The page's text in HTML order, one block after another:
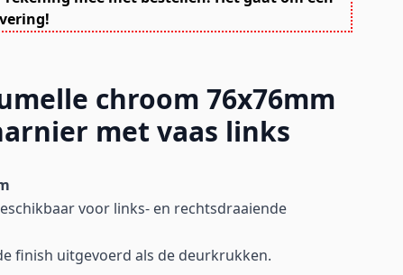
chroom 76x76mm
met vaas links
voor links- en rechtsdraaiende
finish uitgevoerd als de deurkrukken.